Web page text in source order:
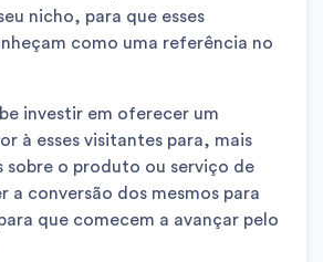
nicho, para que esses
como uma referência no
investir em oferecer um
à esses visitantes para, mais
sobre o produto ou serviço de
a conversão dos mesmos para
que comecem a avançar pelo